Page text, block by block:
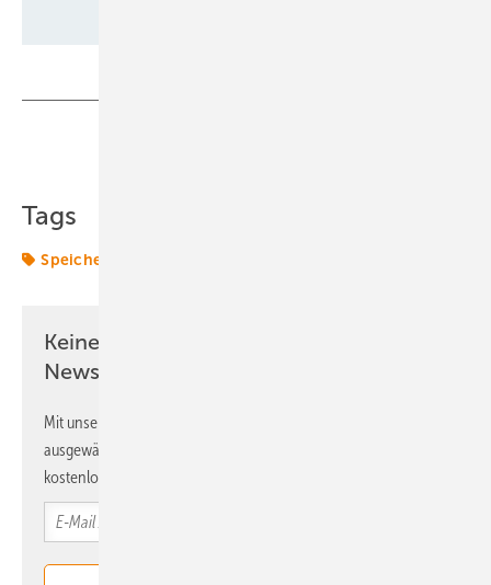
Tags
Speicher
Keine Zeit? Kein Problem mit dem ERE
Newsletter!
Mit unserem Newsletter erhalten Sie regelmäßig von uns
ausgewählte Informationen und Neuigkeiten, gebündelt und
kostenlos direkt ins Postfach.